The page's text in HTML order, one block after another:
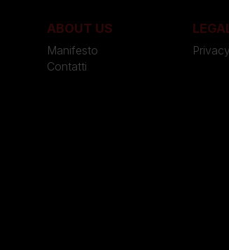
ABOUT US
Manifesto
Contatti
Privacy